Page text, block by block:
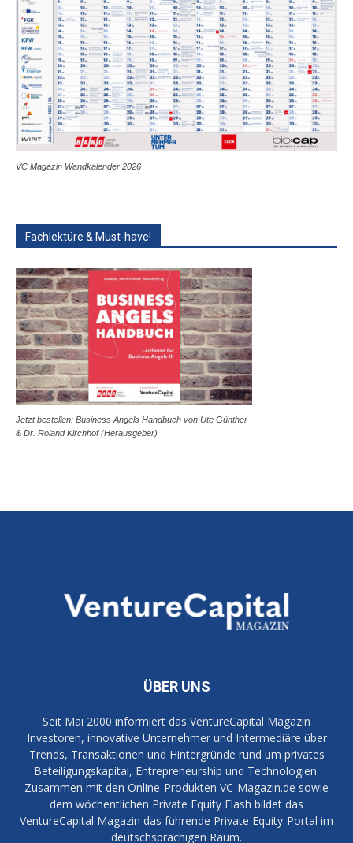
VC Magazin Wandkalender 2026
Fachlektüre & Must-have!
Jetzt bestellen: Business Angels Handbuch von Ute Günther
& Dr. Roland Kirchhof (Herausgeber)
ÜBER UNS
Seit Mai 2000 informiert das VentureCapital Magazin
Investoren, innovative Unternehmer und Intermediäre über
Trends, Transaktionen und Hintergründe rund um privates
Beteiligungskapital, Entrepreneurship und Technologien.
Zusammen mit den Online-Produkten VC-Magazin.de sowie
dem wöchentlichen Private Equity Flash bildet das
VentureCapital Magazin das führende Private Equity-Portal im
deutschsprachigen Raum.